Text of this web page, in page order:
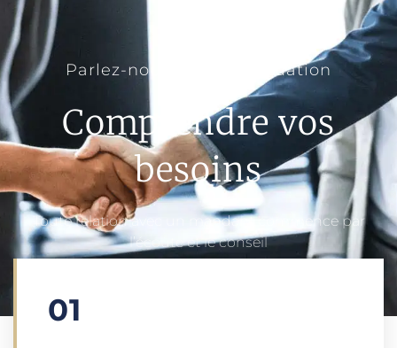
Parlez-nous de votre situation
Comprendre vos
besoins
Toute relation avec un mandant commence par
l’écoute et le conseil
01